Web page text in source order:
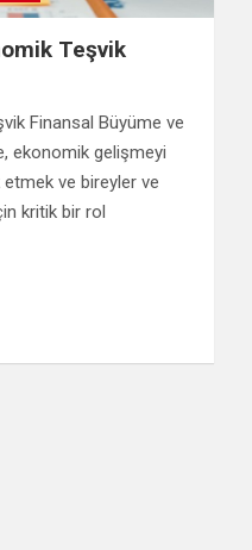
Teşvik
Finansal Büyüme ve
ekonomik gelişmeyi
ve bireyler ve
kritik bir rol